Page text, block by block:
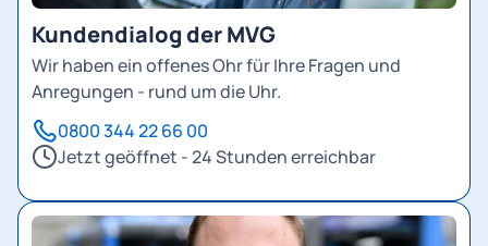
Kundendialog der MVG
Wir haben ein offenes Ohr für Ihre Fragen und
Anregungen - rund um die Uhr.
0800 344 22 66 00
Jetzt geöffnet - 24 Stunden erreichbar